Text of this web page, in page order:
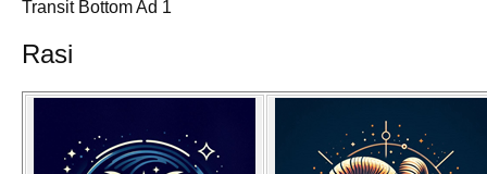
Transit Bottom Ad 1
Rasi